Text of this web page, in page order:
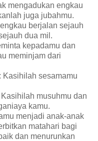
mengadukan engkau
juga jubahmu.
berjalan sejauh
dua mil.
kepadamu dan
meminjam dari
sesamamu
musuhmu dan
kamu.
menjadi anak-anak
matahari bagi
dan menurunkan